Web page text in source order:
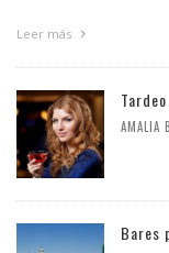
Leer más
AMALIA
Bares